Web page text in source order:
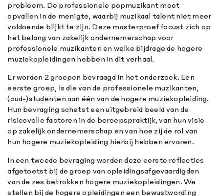
probleem. De professionele popmuzikant moet
opvallen in de menigte, waarbij muzikaal talent niet meer
voldoende blijkt te zijn. Deze masterproef focust zich op
het belang van zakelijk ondernemerschap voor
professionele muzikanten en welke bijdrage de hogere
muziekopleidingen hebben in dit verhaal.
Er worden 2 groepen bevraagd in het onderzoek. Een
eerste groep, is die van de professionele muzikanten,
(oud-)studenten aan één van de hogere muziekopleiding.
Hun bevraging schetst een uitgebreid beeld van de
risicovolle factoren in de beroepspraktijk, van hun visie
op zakelijk ondernemerschap en van hoe zij de rol van
hun hogere muziekopleiding hierbij hebben ervaren.
In een tweede bevraging worden deze eerste reflecties
afgetoetst bij de groep van opleidingsafgevaardigden
van de zes betrokken hogere muziekopleidingen. We
stellen bij de hogere opleidingen een bewustwording